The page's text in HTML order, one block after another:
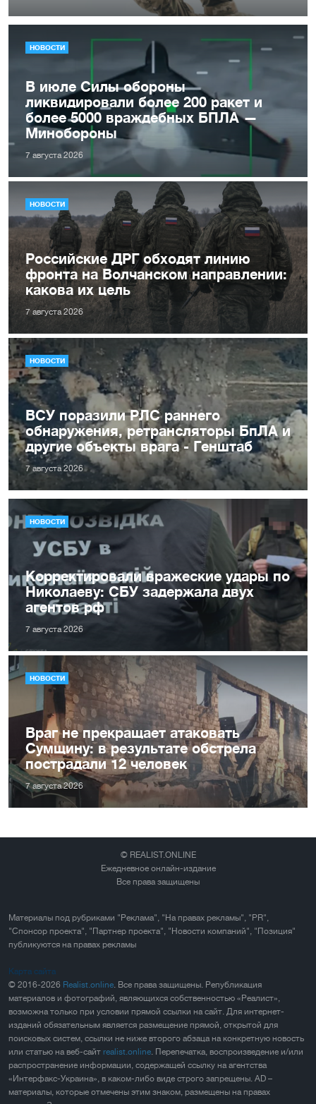
НОВОСТИ
В июле Силы обороны
ликвидировали более 200 ракет и
более 5000 враждебных БПЛА —
Минобороны
7 августа 2026
НОВОСТИ
Российские ДРГ обходят линию
фронта на Волчанском направлении:
какова их цель
7 августа 2026
НОВОСТИ
ВСУ поразили РЛС раннего
обнаружения, ретрансляторы БпЛА и
другие объекты врага - Генштаб
7 августа 2026
НОВОСТИ
Корректировали вражеские удары по
Николаеву: СБУ задержала двух
агентов рф
7 августа 2026
НОВОСТИ
Враг не прекращает атаковать
Сумщину: в результате обстрела
пострадали 12 человек
7 августа 2026
© REALIST.ONLINE
Ежедневное онлайн-издание
Все права защищены
Материалы под рубриками "Реклама", "На правах рекламы", "PR",
"Спонсор проекта", "Партнер проекта", "Новости компаний", "Позиция"
публикуются на правах рекламы
Карта сайта
© 2016-2026 Realist.online . Все права защищены. Републикация
материалов и фотографий, являющихся собственностью «Реалист»,
возможна только при условии прямой ссылки на сайт. Для интернет-
изданий обязательным является размещение прямой, открытой для
поисковых систем, ссылки не ниже второго абзаца на конкретную новость
или статью на веб-сайт realist.online . Перепечатка, воспроизведение и/или
распространение информации, содержащей ссылку на агентства
«Интерфакс-Украина», в каком-либо виде строго запрещены. AD –
материалы, которые отмечены этим знаком, размещены на правах